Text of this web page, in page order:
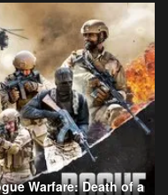
Warfare: Death of a